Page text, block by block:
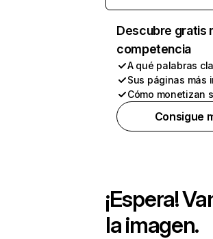
Descubre gratis
competencia
A qué palabras
Sus páginas más
Cómo monetizan
Consigue
¡Espera!
la imagen.